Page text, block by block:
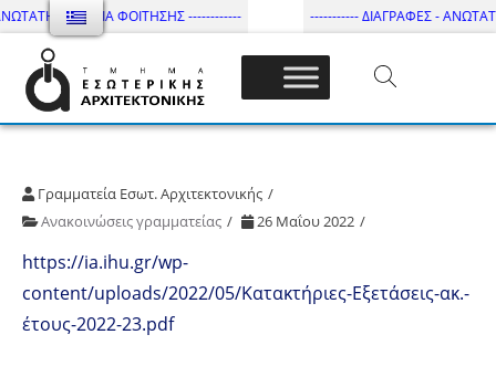
ΔΙΑΡΚΕΙΑ ΦΟΙΤΗΣΗΣ ------------ ----------- ΔΙΑΓΡΑΦΕΣ -
Τμήμα Εσωτ. Αρχιτεκτονικής – ΔΙ.ΠΑ.Ε
Γραμματεία Εσωτ. Αρχιτεκτονικής
Ανακοινώσεις γραμματείας
26 Μαΐου 2022
https://ia.ihu.gr/wp-
content/uploads/2022/05/Kατακτήριες-Εξετάσεις-ακ.-
έτους-2022-23.pdf